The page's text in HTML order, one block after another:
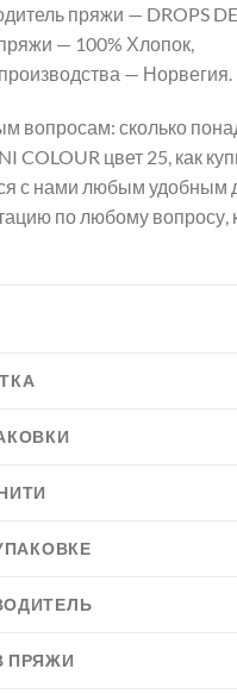
пряжи — DROPS
— 100% Хлопок,
— Норвегия.
вопросам: сколько
COLOUR цвет 25, как
с нами любым удобным
по любому вопросу,
ПРЯЖИ